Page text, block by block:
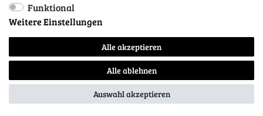
Vertrag widerrufen
© Copyright 2026 | Alle Rechte vorbehalten.
Funktional
Weitere Einstellungen
Alle akzeptieren
Alle ablehnen
Auswahl akzeptieren